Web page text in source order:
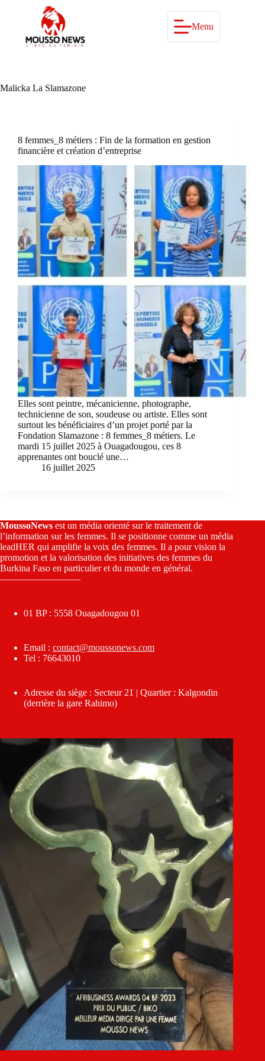
Menu
Malicka La Slamazone
8 femmes_8 métiers : Fin de la formation en gestion
financière et création d’entreprise
Elles sont peintre, mécanicienne, photographe,
technicienne de son, soudeuse ou artiste. Elles sont
surtout les bénéficiaires d’un projet porté par la
Fondation Slamazone : 8 femmes_8 métiers. Le
mardi 15 juillet 2025 à Ouagadougou, ces 8
apprenantes ont bouclé une…
16 juillet 2025
MoussoNews est un média orienté sur le traitement de
l’information sur les femmes. Il se positionne comme un média
leadHER qui amplifie la voix des femmes. Il a pour vision la
promotion et la valorisation des initiatives des femmes du
Burkina Faso en particulier et du monde en général.
————————–
01 BP : 5558 Ouagadougou 01
Email : contact@moussonews.com
Tel : 76643010
Adresse du siège : Secteur 21 | Quartier : Kalgondin
(derrière la gare Rahimo)